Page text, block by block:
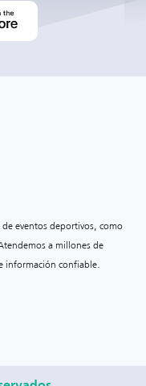
eventos deportivos, como
a millones de
información confiable.